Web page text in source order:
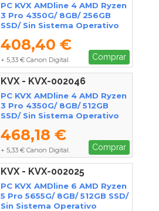
PC KVX AMDline 4 AMD Ryzen
3 Pro 4350G/ 8GB/ 256GB
SSD/ Sin Sistema Operativo
408,40 €
+ 5,33 € Canon Digital. Comprar
KVX - KVX-002046
PC KVX AMDline 4 AMD Ryzen
3 Pro 4350G/ 8GB/ 512GB
SSD/ Sin Sistema Operativo
468,18 €
+ 5,33 € Canon Digital. Comprar
KVX - KVX-002025
PC KVX AMDline 6 AMD Ryzen
5 Pro 5655G/ 8GB/ 512GB SSD/
Sin Sistema Operativo